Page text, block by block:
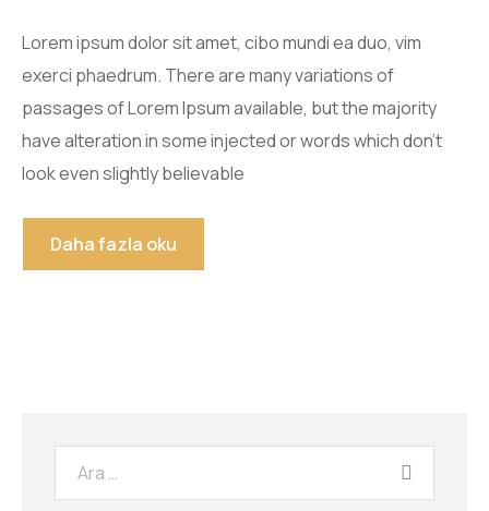
Lorem ipsum dolor sit amet, cibo mundi ea duo, vim
exerci phaedrum. There are many variations of
passages of Lorem Ipsum available, but the majority
have alteration in some injected or words which don’t
look even slightly believable
Daha fazla oku